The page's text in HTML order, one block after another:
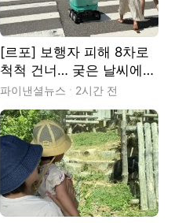
[르포] 보행자 피해 8차로
척척 건너… 궂은 날씨에도
지연없이 배달
파이낸셜뉴스 2시간 전